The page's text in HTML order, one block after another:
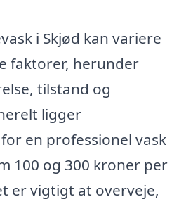
i Skjød kan variere
faktorer, herunder
tilstand og
ligger
en professionel vask
100 og 300 kroner per
er vigtigt at overveje,